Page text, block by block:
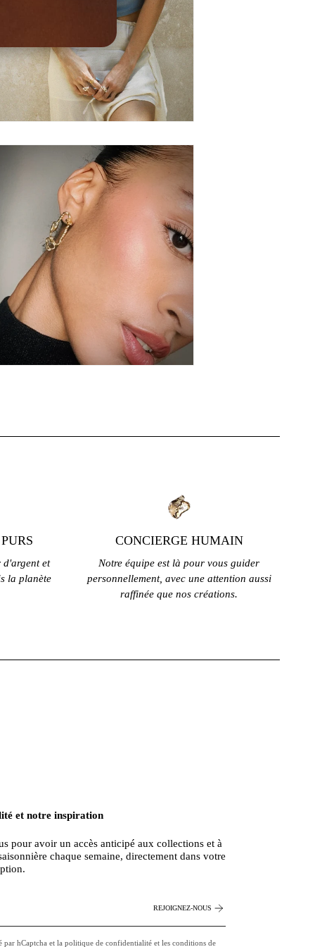
et
la planète
CONCIERGE HUMAIN
Notre équipe est là pour vous guider
personnellement, avec une attention aussi
raffinée que nos créations.
et notre inspiration
pour avoir un accès anticipé aux collections et à
chaque semaine, directement dans votre
REJOIGNEZ-NOUS
par hCaptcha et la politique de confidentialitéet les conditions de